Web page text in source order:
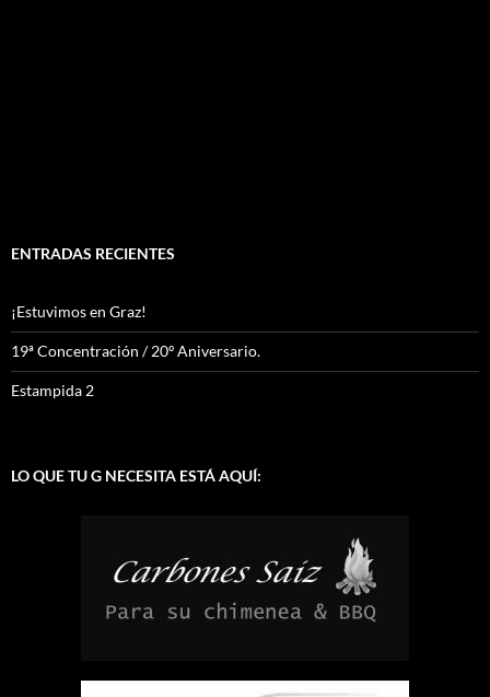
ENTRADAS RECIENTES
¡Estuvimos en Graz!
19ª Concentración / 20º Aniversario.
Estampida 2
LO QUE TU G NECESITA ESTÁ AQUÍ: